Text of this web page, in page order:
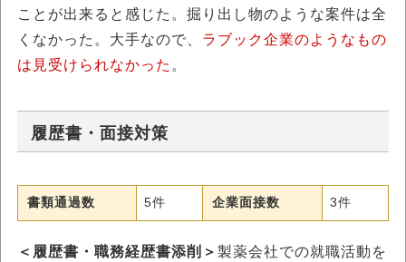
ことが出来ると感じた。掘り出し物のような案件は全
くなかった。大手なので、 ラブック企業のようなもの
は見受けられなかった 。
履歴書・面接対策
書類通過数 5件 企業面接数 3件
＜履歴書・職務経歴書添削＞ 製薬会社での就職活動を